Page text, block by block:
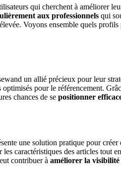
qui cherchent à améliorer
aux professionnels qui
Voyons ensemble quels
un allié précieux pour leur
pour le référencement.
chances de se positionner
une solution pratique pour
caractéristiques des articles tout
contribuer à améliorer la